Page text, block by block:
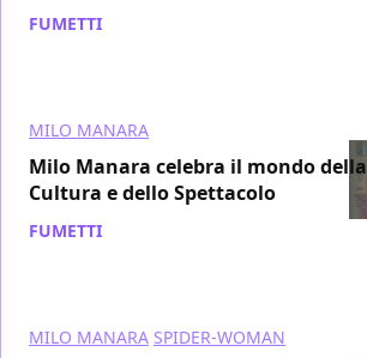
FUMETTI
MILO MANARA
Milo Manara celebra il mondo della
Cultura e dello Spettacolo
FUMETTI
MILO MANARA SPIDER-WOMAN